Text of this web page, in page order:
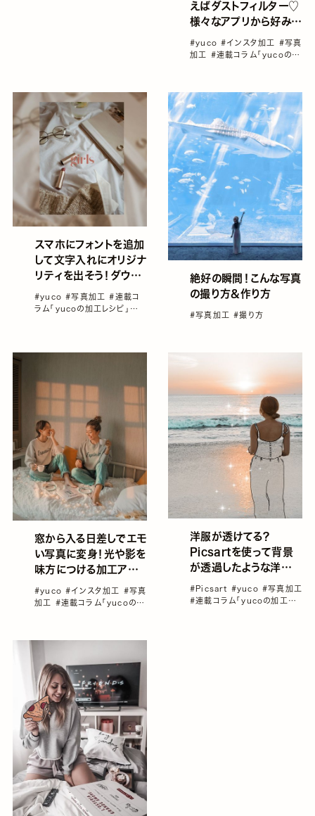
えばダストフィルター♡
様々なアプリから好みの
ものを見つけよう！／
yucoの加工レシピ
#yuco#インスタ加工 #写真
加工 #連載コラム「yucoの加
スマホにフォントを追加
して文字入れにオリジナ
リティを出そう！ダウン
ロードサイトと保存方法
をご紹介！／yucoの加
#yuco#写真加工#連載コ
ラム「yucoの加工レシピ」
絶好の瞬間！こんな写真
の撮り方&作り方
#写真加工#撮り方
窓から入る日差しでエモ
い写真に変身！光や影を
味方につける加工アプ
リをご紹介！／yucoの
加工レシピ Vol.23
#yuco#インスタ加工 #写真
加工 #連載コラム「yucoの加
洋服が透けてる？
Picsartを使って背景
が透過したような洋服チ
ェンジ加工を試してみよ
う！／yucoの加工レシ
#Picsart #yuco #写真加工
#連載コラム「yucoの加工レ